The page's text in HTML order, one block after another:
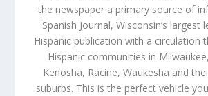
the newspaper a primary source of
Spanish Journal, Wisconsin’s largest
Hispanic publication with a circulation
Hispanic communities in
Kenosha, Racine, Waukesha and
suburbs. This is the perfect vehicle